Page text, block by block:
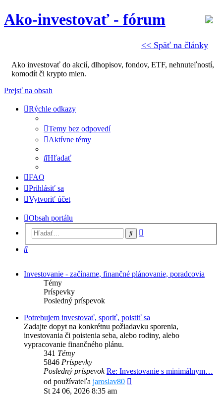
<< Späť na články
Ako-investovať - fórum
Ako investovať do akcií, dlhopisov, fondov, ETF, nehnuteľností,
komodít či krypto mien.
Prejsť na obsah
Rýchle odkazy
Temy bez odpovedí
Aktívne témy
Hľadať
FAQ
Prihlásiť sa
Vytvoriť účet
Obsah portálu
Hľadať
Hľadať
Investovanie - začíname, finančné plánovanie, poradcovia
Témy
Príspevky
Posledný príspevok
Potrebujem investovať, sporiť, poistiť sa
Zadajte dopyt na konkrétnu požiadavku sporenia,
investovania či poistenia seba, alebo rodiny, alebo
vypracovanie finančného plánu.
341 Témy
5846 Príspevky
Posledný príspevok Re: Investovanie s minimálnym…
od používateľa jaroslav80
St 24 06, 2026 8:35 am